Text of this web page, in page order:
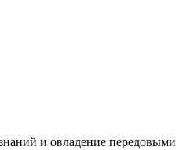
и овладение